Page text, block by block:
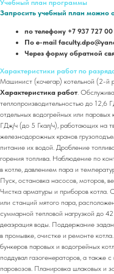
Учебный план программы
Запросить учебный план можно
по телефону +7 937 727
По e-mail
Через форму обратной
Характеристики работ по
Машинист (кочегар) котельной (2-й
Характеристика работ.
теплопроизводительностью до 12,6
отдельных водогрейных или паровых
ГДж/ч (до 5 Гкал/ч), работающих на
железнодорожных кранов
питание их водой. Дробление
горения топлива. Наблюдение по
в котле, давлением пара и
Пуск, остановка насосов, моторов,
Чистка арматуры и приборов котла.
или станций мятого пара,
суммарной тепловой нагрузкой до
деаэрация воды. Поддержание
в промывке, очистке и ремонте
бункеров паровых и водогрейных
поддувал газогенераторов, а также
паровозов. Планировка шлаковых и